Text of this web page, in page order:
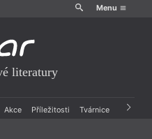
Menu
literatury
Akce Příležitosti Tvárnice Archiv